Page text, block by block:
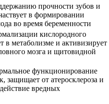
прочности зубов и
в формировании
во время беременности
кислородного
в метаболизме и активизирует
мозга и щитовидной
функционирование
защищает от атеросклероза и
вредных